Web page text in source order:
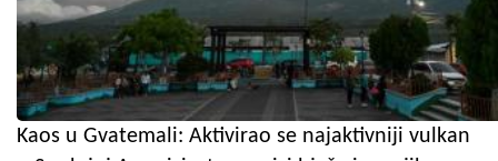
Kaos u Gvatemali: Aktivirao se najaktivniji vulkan